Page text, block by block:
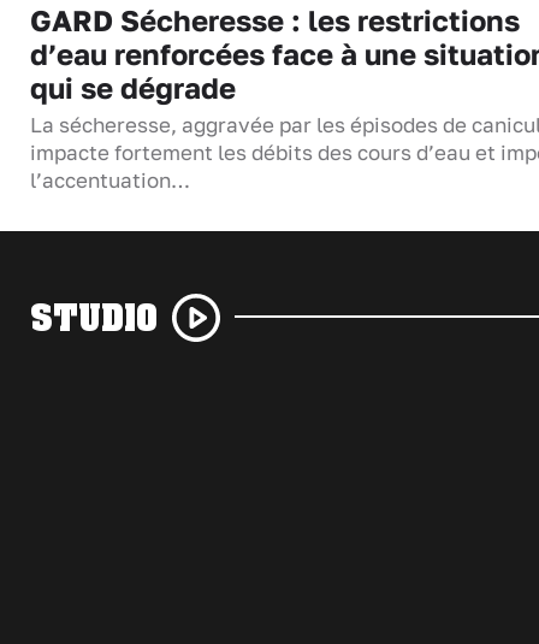
GARD Sécheresse : les restrictions
d’eau renforcées face à une
qui se dégrade
La sécheresse, aggravée par les épisodes de
impacte fortement les débits des cours d’eau et
l’accentuation…
STUDIO